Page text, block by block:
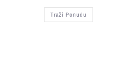
Traži Ponudu